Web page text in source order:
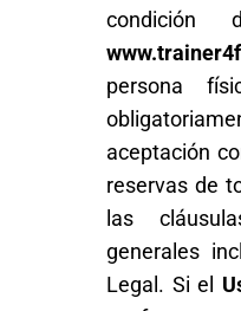
condición
persona
aceptación
reservas de
las
generales
Legal. Si el